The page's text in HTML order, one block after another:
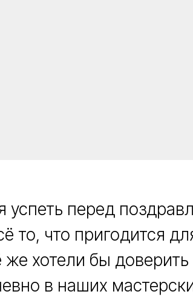
успеть перед
то, что пригодится
хотели бы
в наших